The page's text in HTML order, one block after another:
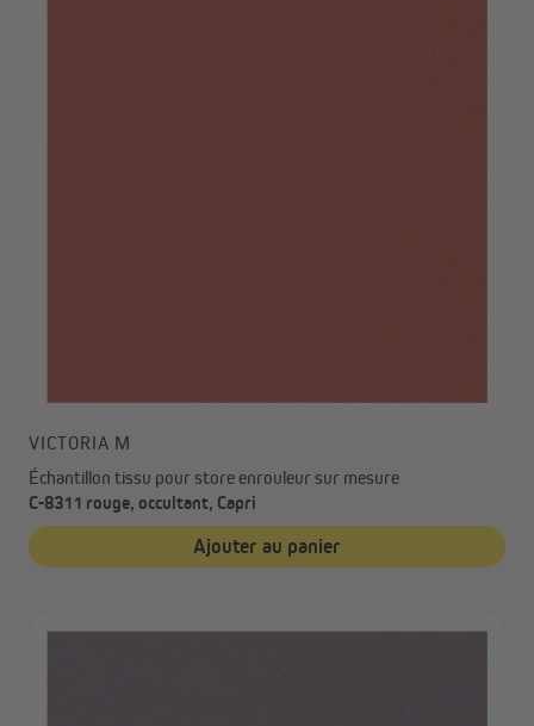
VICTORIA M
Échantillon tissu pour store enrouleur sur mesure
C-8311 rouge, occultant, Capri
Ajouter au panier